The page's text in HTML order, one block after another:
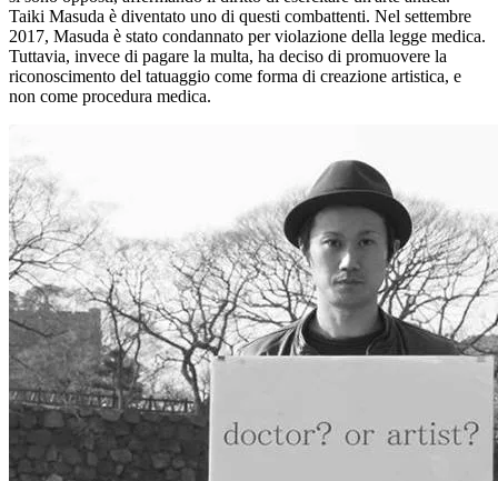
Taiki Masuda è diventato uno di questi combattenti. Nel settembre
2017, Masuda è stato condannato per violazione della legge medica.
Tuttavia, invece di pagare la multa, ha deciso di promuovere la
riconoscimento del tatuaggio come forma di creazione artistica, e
non come procedura medica.